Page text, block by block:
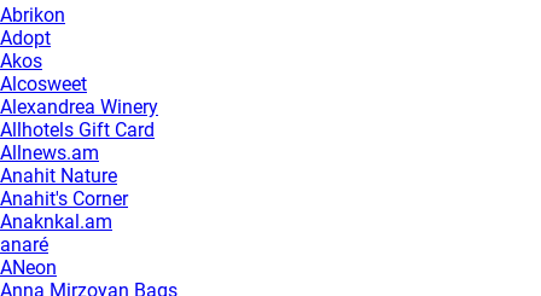
Abrikon
Adopt
Akos
Alcosweet
Alexandrea Winery
Allhotels Gift Card
Allnews.am
Anahit Nature
Anahit's Corner
Anaknkal.am
anaré
ANeon
Anna Mirzoyan Bags